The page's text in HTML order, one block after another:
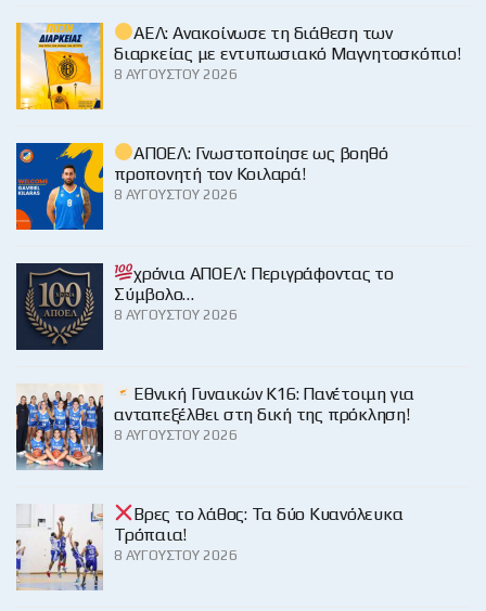
ΑΕΛ: Ανακοίνωσε τη διάθεση των
διαρκείας με εντυπωσιακό Μαγνητοσκόπιο!
8 ΑΥΓΟΎΣΤΟΥ 2026
ΑΠΟΕΛ: Γνωστοποίησε ως βοηθό
προπονητή τον Κοιλαρά!
8 ΑΥΓΟΎΣΤΟΥ 2026
χρόνια ΑΠΟΕΛ: Περιγράφοντας το
Σύμβολο…
8 ΑΥΓΟΎΣΤΟΥ 2026
Εθνική Γυναικών Κ16: Πανέτοιμη για
ανταπεξέλθει στη δική της πρόκληση!
8 ΑΥΓΟΎΣΤΟΥ 2026
Βρες το λάθος: Τα δύο Κυανόλευκα
Τρόπαια!
8 ΑΥΓΟΎΣΤΟΥ 2026